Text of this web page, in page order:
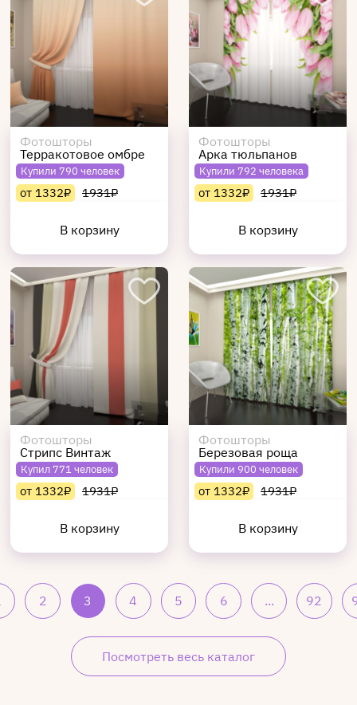
Фотошторы
Терракотовое омбре
Купили 790 человек
от 1332₽ 1931₽
В корзину
Фотошторы
Арка тюльпанов
Купили 792 человека
от 1332₽ 1931₽
В корзину
Фотошторы
Стрипс Винтаж
Купил 771 человек
от 1332₽ 1931₽
В корзину
Фотошторы
Березовая роща
Купили 900 человек
от 1332₽ 1931₽
В корзину
2 3 4 5 6 ... 92
Посмотреть весь каталог